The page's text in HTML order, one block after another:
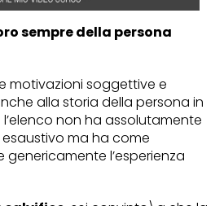
sempre della persona
motivazioni soggettive e
alla storia della persona in
non ha assolutamente
ma ha come
l’esperienza